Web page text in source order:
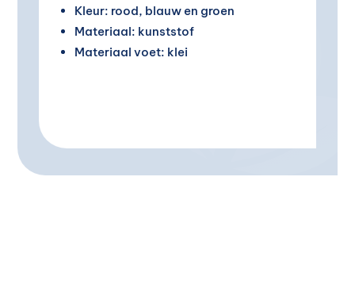
Kleur: rood, blauw en groen
Materiaal: kunststof
Materiaal voet: klei